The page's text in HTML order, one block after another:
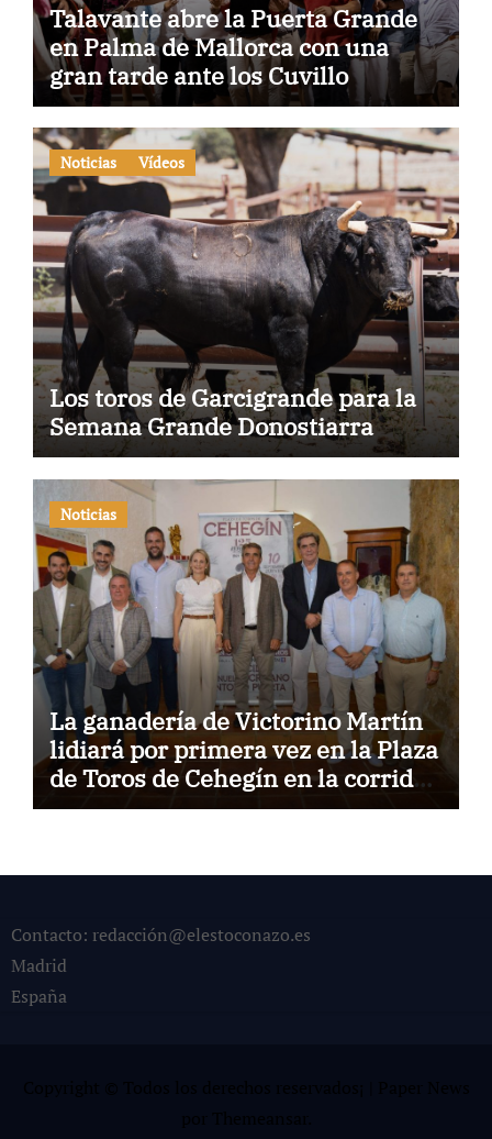
Talavante abre la Puerta Grande
en Palma de Mallorca con una
gran tarde ante los Cuvillo
Noticias Vídeos
Los toros de Garcigrande para la
Semana Grande Donostiarra
Noticias
La ganadería de Victorino Martín
lidiará por primera vez en la Plaza
de Toros de Cehegín en la corrida
conmemorativa de su 125
Contacto: redacción@elestoconazo.es
Madrid
España